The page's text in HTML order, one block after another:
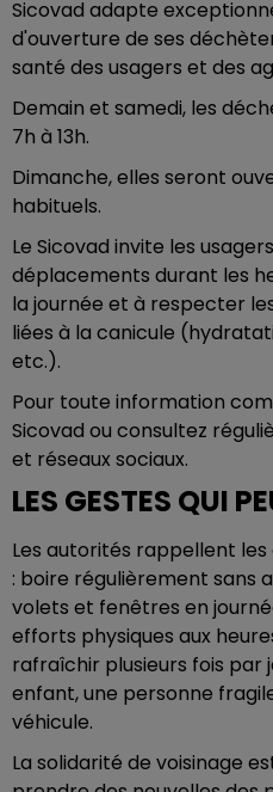
Sicovad adapte
d'ouverture de ses
santé des usagers et des
Demain et samedi, les
7h à 13h.
Dimanche, elles seront
habituels.
Le Sicovad invite les
déplacements durant les
la journée et à respecter
liées à la canicule
etc.).
Pour toute information
Sicovad ou consultez
et réseaux sociaux.
LES GESTES QUI
Les autorités rappellent
: boire régulièrement sans
volets et fenêtres en
efforts physiques aux
rafraîchir plusieurs fois par
enfant, une personne
véhicule.
La solidarité de voisinage